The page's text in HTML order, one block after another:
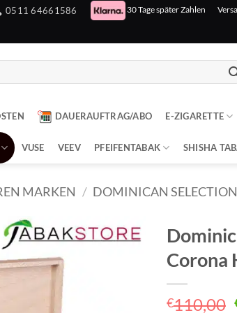
0511 64661586 30 Tage später Zahlen
DAUERAUFTRAG/ABO E-ZIGARETTE
VUSE VEEV PFEIFENTABAK SHISHA
MARKEN / DOMINICAN SELECTION
Corona
€110,00